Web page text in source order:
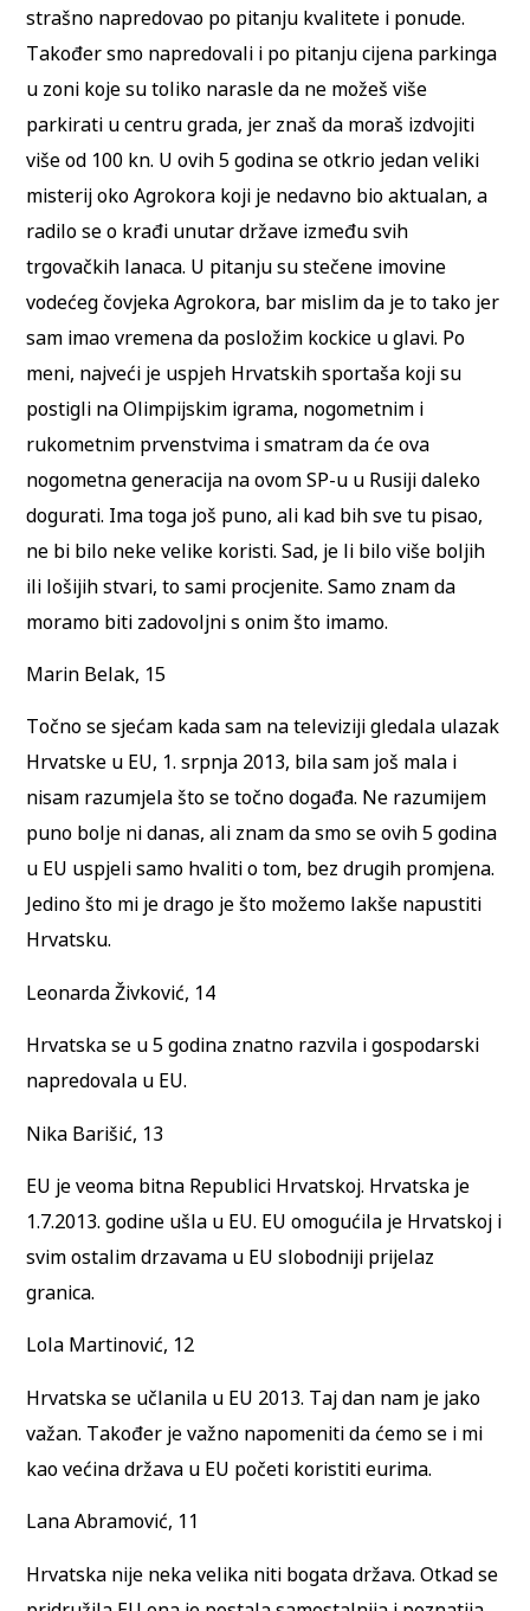
strašno napredovao po pitanju kvalitete i ponude.
Također smo napredovali i po pitanju cijena parkinga
u zoni koje su toliko narasle da ne možeš više
parkirati u centru grada, jer znaš da moraš izdvojiti
više od 100 kn. U ovih 5 godina se otkrio jedan veliki
misterij oko Agrokora koji je nedavno bio aktualan, a
radilo se o krađi unutar države između svih
trgovačkih lanaca. U pitanju su stečene imovine
vodećeg čovjeka Agrokora, bar mislim da je to tako jer
sam imao vremena da posložim kockice u glavi. Po
meni, najveći je uspjeh Hrvatskih sportaša koji su
postigli na Olimpijskim igrama, nogometnim i
rukometnim prvenstvima i smatram da će ova
nogometna generacija na ovom SP-u u Rusiji daleko
dogurati. Ima toga još puno, ali kad bih sve tu pisao,
ne bi bilo neke velike koristi. Sad, je li bilo više boljih
ili lošijih stvari, to sami procjenite. Samo znam da
moramo biti zadovoljni s onim što imamo.
Marin Belak, 15
Točno se sjećam kada sam na televiziji gledala ulazak
Hrvatske u EU, 1. srpnja 2013, bila sam još mala i
nisam razumjela što se točno događa. Ne razumijem
puno bolje ni danas, ali znam da smo se ovih 5 godina
u EU uspjeli samo hvaliti o tom, bez drugih promjena.
Jedino što mi je drago je što možemo lakše napustiti
Hrvatsku.
Leonarda Živković, 14
Hrvatska se u 5 godina znatno razvila i gospodarski
napredovala u EU.
Nika Barišić, 13
EU je veoma bitna Republici Hrvatskoj. Hrvatska je
1.7.2013. godine ušla u EU. EU omogućila je Hrvatskoj i
svim ostalim drzavama u EU slobodniji prijelaz
granica.
Lola Martinović, 12
Hrvatska se učlanila u EU 2013. Taj dan nam je jako
važan. Također je važno napomeniti da ćemo se i mi
kao većina država u EU početi koristiti eurima.
Lana Abramović, 11
Hrvatska nije neka velika niti bogata država. Otkad se